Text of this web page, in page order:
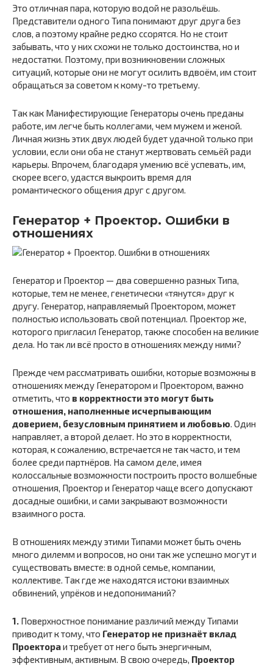
Это отличная пара, которую водой не разольёшь.
Представители одного Типа понимают друг друга без
слов, а поэтому крайне редко ссорятся. Но не стоит
забывать, что у них схожи не только достоинства, но и
недостатки. Поэтому, при возникновении сложных
ситуаций, которые они не могут осилить вдвоём, им стоит
обращаться за советом к кому-то третьему.
Так как Манифестирующие Генераторы очень преданы
работе, им легче быть коллегами, чем мужем и женой.
Личная жизнь этих двух людей будет удачной только при
условии, если они оба не станут жертвовать семьёй ради
карьеры. Впрочем, благодаря умению всё успевать, им,
скорее всего, удастся выкроить время для
романтического общения друг с другом.
Генератор + Проектор. Ошибки в
отношениях
Генератор и Проектор — два совершенно разных Типа,
которые, тем не менее, генетически «тянутся» друг к
другу. Генератор, направляемый Проектором, может
полностью использовать свой потенциал. Проектор же,
которого пригласил Генератор, также способен на великие
дела. Но так ли всё просто в отношениях между ними?
Прежде чем рассматривать ошибки, которые возможны в
отношениях между Генератором и Проектором, важно
отметить, что в корректности это могут быть
отношения, наполненные исчерпывающим
доверием, безусловным принятием и любовью. Один
направляет, а второй делает. Но это в корректности,
которая, к сожалению, встречается не так часто, и тем
более среди партнёров. На самом деле, имея
колоссальные возможности построить просто волшебные
отношения, Проектор и Генератор чаще всего допускают
досадные ошибки, и сами закрывают возможности
взаимного роста.
В отношениях между этими Типами может быть очень
много дилемм и вопросов, но они так же успешно могут и
существовать вместе: в одной семье, компании,
коллективе. Так где же находятся истоки взаимных
обвинений, упрёков и недопониманий?
1. Поверхностное понимание различий между Типами
приводит к тому, что Генератор не признаёт вклад
Проектораи требует от него быть энергичным,
эффективным, активным. В свою очередь, Проектор